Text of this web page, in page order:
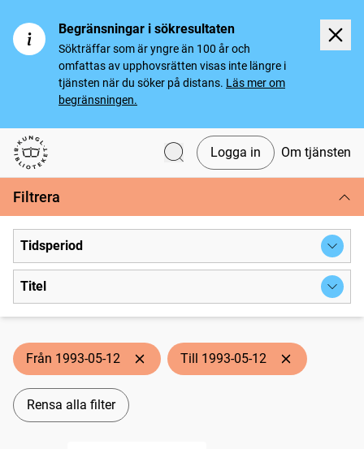
Begränsningar i sökresultaten
Sökträffar som är yngre än 100 år och
omfattas av upphovsrätten visas inte längre i
tjänsten när du söker på distans. Läs mer om
begränsningen.
Svenska tidningar
Logga in Om tjänsten
Filtrera
Tidsperiod
Titel
Från 1993-05-12 Till 1993-05-12
Rensa alla filter